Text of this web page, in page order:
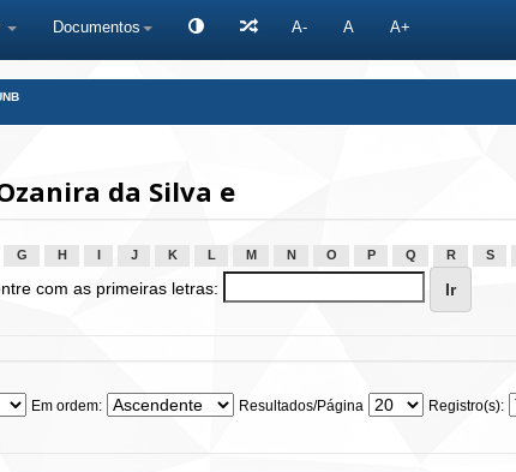
Documentos A- A A+
da Silva e
G H J K L M N O P Q R S
com as primeiras letras:
Em ordem: Resultados/Página Registro(s):